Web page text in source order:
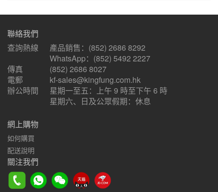
聯絡我們
查詢熱線
產品銷售： (852) 2686 8292
WhatsApp：(852) 5492 2227
傳真
(852) 2686 8027
電郵
kf-sales@kingfung.com.hk
辦公時間
星期一至五：上午 9 時至下午 6 時
星期六、日及公眾假期：休息
網上購物
如何購買
配送說明
關注我們